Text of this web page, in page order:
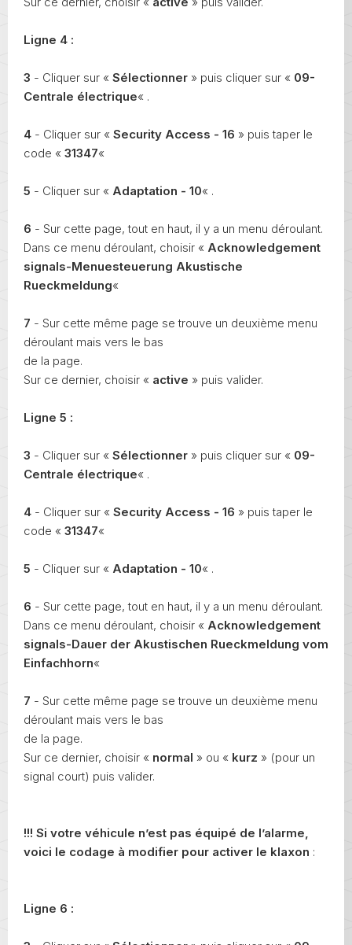
Ligne 4 :
3 - Cliquer sur « Sélectionner » puis cliquer sur « 09-
Centrale électrique« .
4 - Cliquer sur « Security Access - 16 » puis taper le
code « 31347«
5 - Cliquer sur « Adaptation - 10« .
6 - Sur cette page, tout en haut, il y a un menu déroulant.
Dans ce menu déroulant, choisir « Acknowledgement
signals-Menuesteuerung Akustische
Rueckmeldung«
7 - Sur cette même page se trouve un deuxième menu
déroulant mais vers le bas
de la page.
Sur ce dernier, choisir « active » puis valider.
Ligne 5 :
3 - Cliquer sur « Sélectionner » puis cliquer sur « 09-
Centrale électrique« .
4 - Cliquer sur « Security Access - 16 » puis taper le
code « 31347«
5 - Cliquer sur « Adaptation - 10« .
6 - Sur cette page, tout en haut, il y a un menu déroulant.
Dans ce menu déroulant, choisir « Acknowledgement
signals-Dauer der Akustischen Rueckmeldung vom
Einfachhorn«
7 - Sur cette même page se trouve un deuxième menu
déroulant mais vers le bas
de la page.
Sur ce dernier, choisir « normal » ou « kurz » (pour un
signal court) puis valider.
!!! Si votre véhicule n’est pas équipé de l’alarme,
voici le codage à modifier pour activer le klaxon :
Ligne 6 :